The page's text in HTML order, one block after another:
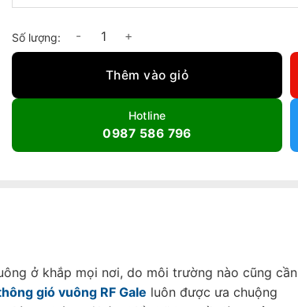
Quạt thông gió vuông RF Gale - Đủ các mã số lượng
Thêm vào giỏ
Hotline
0987 586 796
ở khắp mọi nơi, do môi trường nào cũng cần
gió vuông RF Gale luôn được ưa chuộng